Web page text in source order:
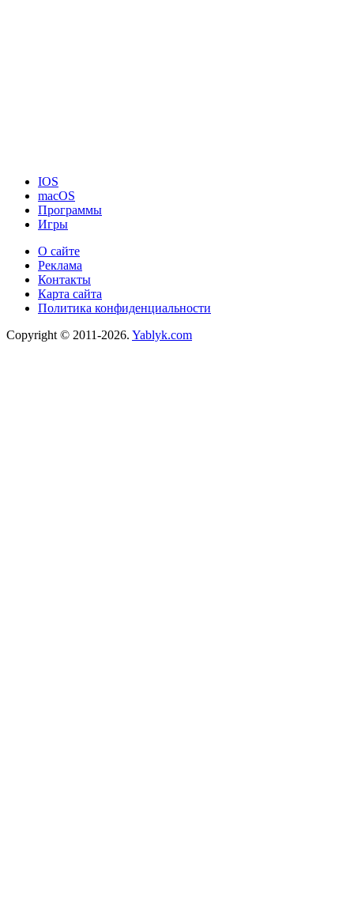
IOS
macOS
Программы
Игры
О сайте
Реклама
Контакты
Карта сайта
Политика конфиденциальности
Copyright © 2011-2026. Yablyk.сom